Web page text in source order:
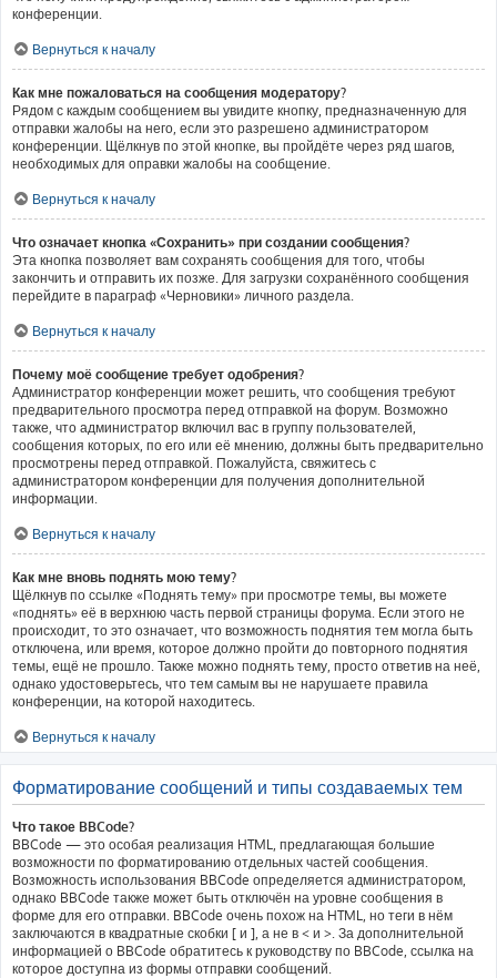
конференции.
Вернуться к началу
Как мне пожаловаться на сообщения модератору?
Рядом с каждым сообщением вы увидите кнопку, предназначенную для
отправки жалобы на него, если это разрешено администратором
конференции. Щёлкнув по этой кнопке, вы пройдёте через ряд шагов,
необходимых для оправки жалобы на сообщение.
Вернуться к началу
Что означает кнопка «Сохранить» при создании сообщения?
Эта кнопка позволяет вам сохранять сообщения для того, чтобы
закончить и отправить их позже. Для загрузки сохранённого сообщения
перейдите в параграф «Черновики» личного раздела.
Вернуться к началу
Почему моё сообщение требует одобрения?
Администратор конференции может решить, что сообщения требуют
предварительного просмотра перед отправкой на форум. Возможно
также, что администратор включил вас в группу пользователей,
сообщения которых, по его или её мнению, должны быть предварительно
просмотрены перед отправкой. Пожалуйста, свяжитесь с
администратором конференции для получения дополнительной
информации.
Вернуться к началу
Как мне вновь поднять мою тему?
Щёлкнув по ссылке «Поднять тему» при просмотре темы, вы можете
«поднять» её в верхнюю часть первой страницы форума. Если этого не
происходит, то это означает, что возможность поднятия тем могла быть
отключена, или время, которое должно пройти до повторного поднятия
темы, ещё не прошло. Также можно поднять тему, просто ответив на неё,
однако удостоверьтесь, что тем самым вы не нарушаете правила
конференции, на которой находитесь.
Вернуться к началу
Форматирование сообщений и типы создаваемых тем
Что такое BBCode?
BBCode — это особая реализация HTML, предлагающая большие
возможности по форматированию отдельных частей сообщения.
Возможность использования BBCode определяется администратором,
однако BBCode также может быть отключён на уровне сообщения в
форме для его отправки. BBCode очень похож на HTML, но теги в нём
заключаются в квадратные скобки [ и ], а не в < и >. За дополнительной
информацией о BBCode обратитесь к руководству по BBCode, ссылка на
которое доступна из формы отправки сообщений.